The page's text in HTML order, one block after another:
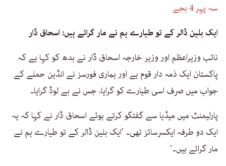
سہ پہر 4 بجے
ایک بلین ڈالر کے تو طیارے ہم نے مار گرائے ہیں: اسحاق ڈار
نائب وزیراعظم اور وزیر خارجہ اسحاق ڈار نے بدھ کو کہا ہے کہ
پاکستان ایک ذمہ دار قوم ہے اور ہماری فورسز نے انڈین حملے کے
جواب میں صرف اسی طیارے کو گرایا، جس نے بے لوڈ گرایا۔
پارلیمنٹ میں میڈیا سے گفتگو کرتے ہوئے اسحاق ڈار نے کہا کہ یہ
ایک دو طرفہ ایکسرسائز تھی۔ ’ایک بلین ڈالر کے تو طیارے ہم نے
مار گرائے ہیں۔‘